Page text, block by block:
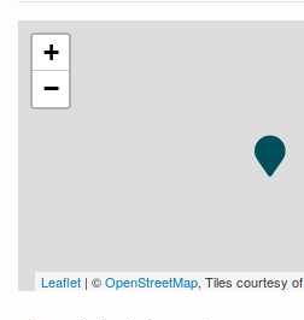
+
−
Leaflet | ©OpenStreetMap, Tiles courtesy of